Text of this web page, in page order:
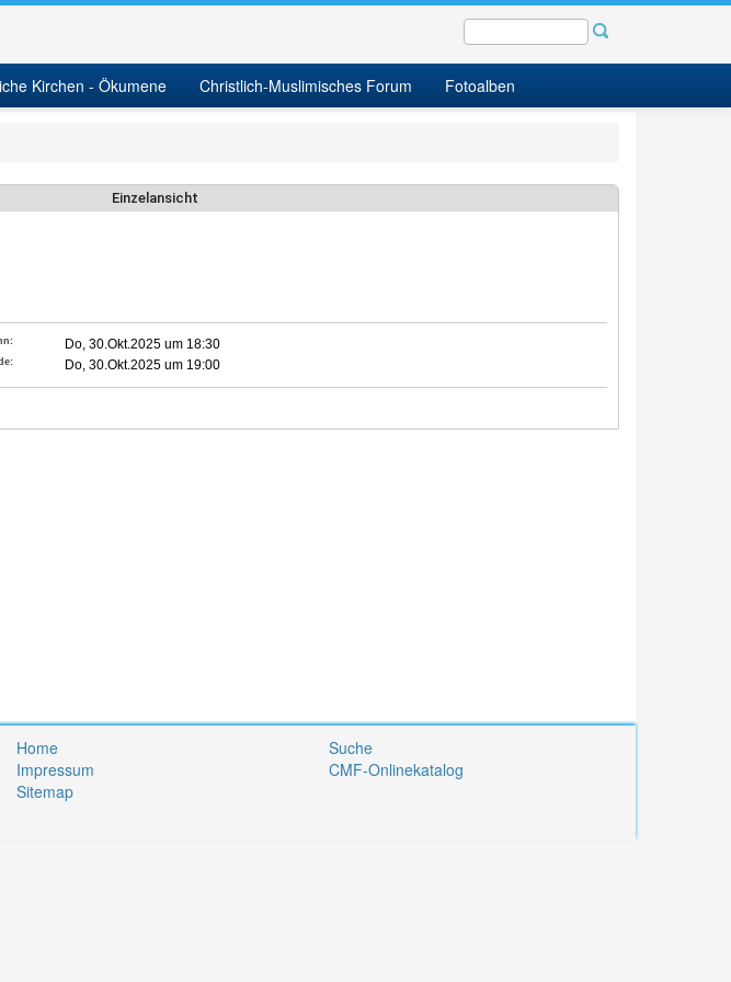
Kirchen - Ökumene Christlich-Muslimisches Forum Fotoalben
Einzelansicht
Do, 30.Okt.2025 um 18:30
Do, 30.Okt.2025 um 19:00
Home
Impressum
Sitemap
Suche
CMF-Onlinekatalog